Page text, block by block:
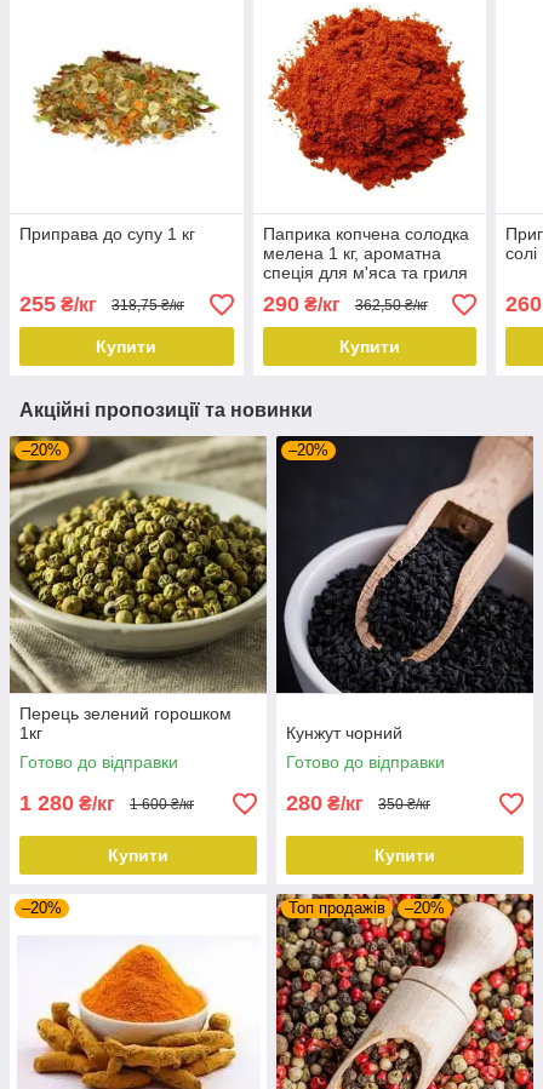
Приправа до супу 1 кг
255 ₴/кг 318,75 ₴/кг
Купити
Паприка копчена солодка
мелена 1 кг, ароматна
спеція для м'яса та гриля
290₴/кг 362,50 ₴/кг
Купити
солі
260
Акційні пропозиції та новинки
–20%
Перець зелений горошком
1кг
Готово до відправки
1 280 ₴/кг 1 600 ₴/кг
Купити
–20%
Кунжут чорний
Готово до відправки
280 ₴/кг 350 ₴/кг
Купити
–20% Топ продажів –20%